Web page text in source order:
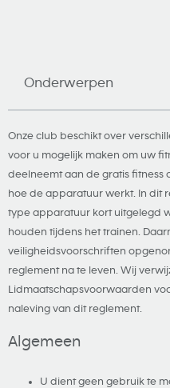
Onderwerpen
Onze club beschikt over
voor u mogelijk maken om uw
deelneemt aan de gratis fitness
hoe de apparatuur werkt. In dit
type apparatuur kort uitgelegd
houden tijdens het trainen.
veiligheidsvoorschriften
reglement na te leven. Wij
Lidmaatschapsvoorwaarden
naleving van dit reglement.
Algemeen
U dient geen gebruik te